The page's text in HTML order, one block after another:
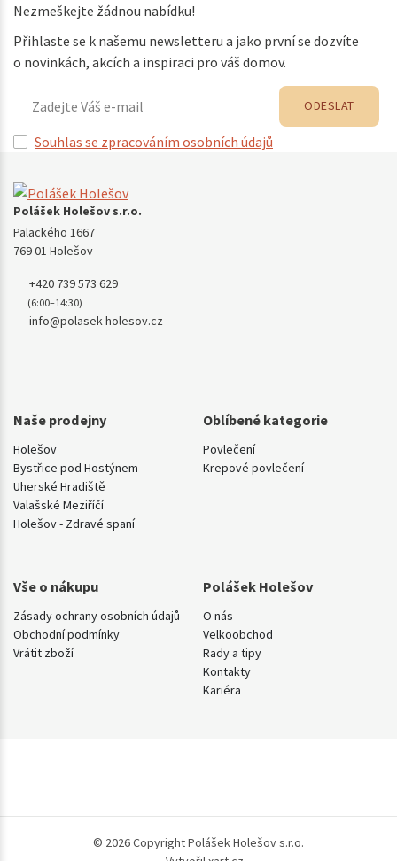
Nezmeškejte žádnou nabídku!
Přihlaste se k našemu newsletteru a jako první se dozvíte
o novinkách, akcích a inspiraci pro váš domov.
Souhlas se zpracováním osobních údajů
ODESLAT
Polášek Holešov s.r.o.
Palackého 1667
769 01 Holešov
+420 739 573 629
(6:00–14:30)
info@polasek-holesov.cz
Naše prodejny
Holešov
Bystřice pod Hostýnem
Uherské Hradiště
Valašské Meziříčí
Holešov - Zdravé spaní
Oblíbené kategorie
Povlečení
Krepové povlečení
Vše o nákupu
Zásady ochrany osobních údajů
Obchodní podmínky
Vrátit zboží
Polášek Holešov
O nás
Velkoobchod
Rady a tipy
Kontakty
Kariéra
© 2026 Copyright Polášek Holešov s.r.o.